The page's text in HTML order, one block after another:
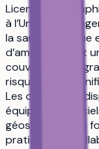
Licence
à l’Université
la santé publique
d’aménagement
couvre la
risques et la
Les cours sont
équipés de
géospatiales. La
pratiques en